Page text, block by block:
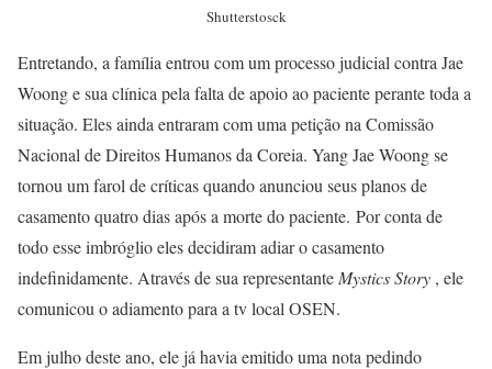
Shutterstosck
Entretando, a família entrou com um processo judicial contra Jae
Woong e sua clínica pela falta de apoio ao paciente perante toda a
situação. Eles ainda entraram com uma petição na Comissão
Nacional de Direitos Humanos da Coreia. Yang Jae Woong se
tornou um farol de críticas quando anunciou seus planos de
casamento quatro dias após a morte do paciente. Por conta de
todo esse imbróglio eles decidiram adiar o casamento
indefinidamente. Através de sua representante Mystics Story , ele
comunicou o adiamento para a tv local OSEN.
Em julho deste ano, ele já havia emitido uma nota pedindo